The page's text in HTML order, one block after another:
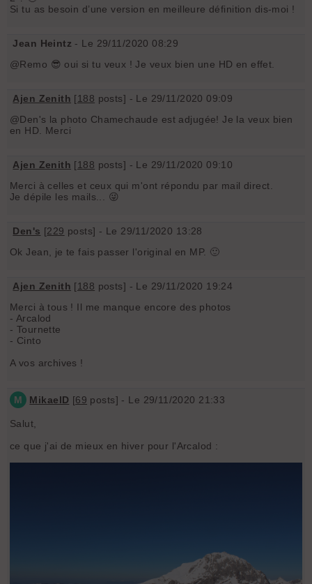
Si tu as besoin d’une version en meilleure définition dis-moi !
Jean Heintz - Le 29/11/2020 08:29
@Remo 😎 oui si tu veux ! Je veux bien une HD en effet.
Ajen Zenith [188 posts] - Le 29/11/2020 09:09
@Den's la photo Chamechaude est adjugée! Je la veux bien
en HD. Merci
Ajen Zenith [188 posts] - Le 29/11/2020 09:10
Merci à celles et ceux qui m'ont répondu par mail direct.
Je dépile les mails... 😜
Den's [229 posts] - Le 29/11/2020 13:28
Ok Jean, je te fais passer l'original en MP. 🙂
Ajen Zenith [188 posts] - Le 29/11/2020 19:24
Merci à tous ! Il me manque encore des photos
- Arcalod
- Tournette
- Cinto
A vos archives !
M MikaelD [69 posts] - Le 29/11/2020 21:33
Salut,
ce que j'ai de mieux en hiver pour l'Arcalod :